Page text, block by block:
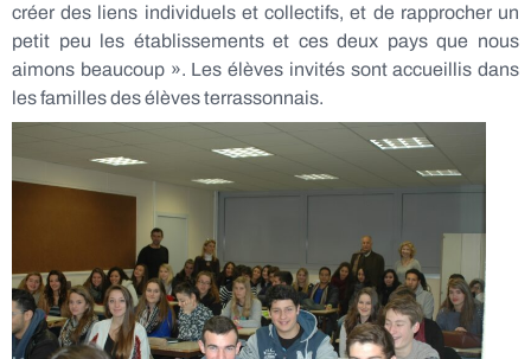
créer des liens individuels et collectifs, et de rapprocher un
petit peu les établissements et ces deux pays que nous
aimons beaucoup ». Les élèves invités sont accueillis dans
les familles des élèves terrassonnais.